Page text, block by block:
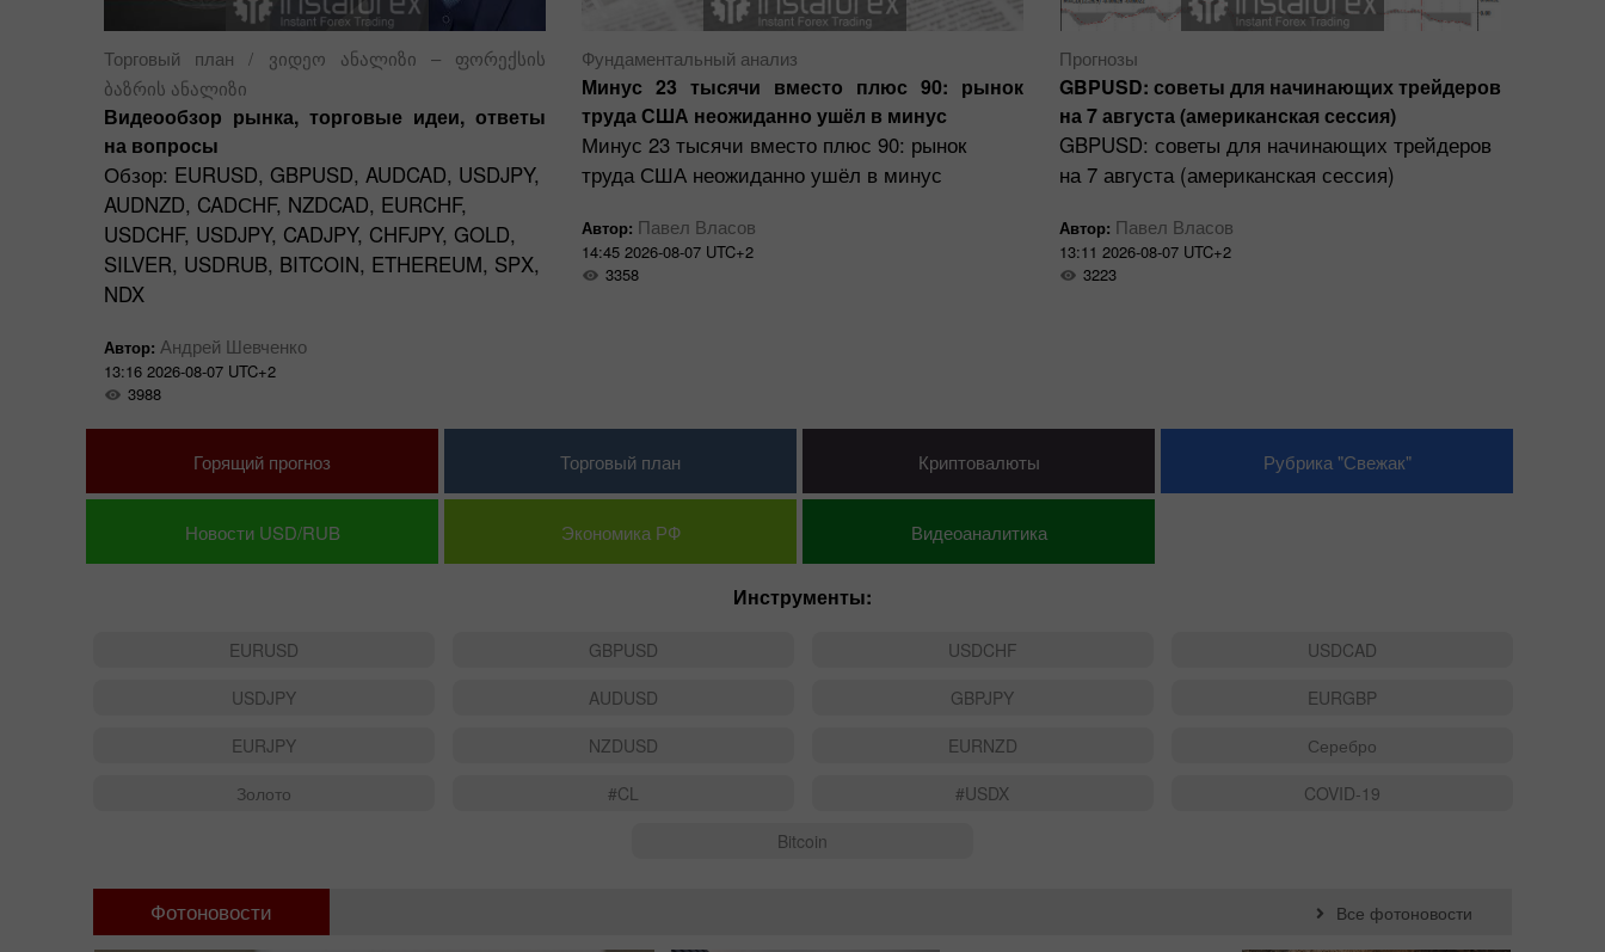
Торговый план/ ვიდეო ანალიზი – ფორექსის
ბაზრის ანალიზი
Видеообзор рынка, торговые идеи, ответы
на вопросы
Обзор: EURUSD, GBPUSD, AUDCAD, USDJPY,
AUDNZD, CADСHF, NZDCAD, EURCHF,
USDCHF, USDJPY, CADJPY, CHFJPY, GOLD,
SILVER, USDRUB, BITCOIN, ETHEREUM, SPX,
NDX
Автор: Андрей Шевченко
13:16 2026-08-07 UTC+2
3988
Фундаментальный анализ
Минус 23 тысячи вместо плюс 90: рынок
труда США неожиданно ушёл в минус
Минус 23 тысячи вместо плюс 90: рынок
труда США неожиданно ушёл в минус
Автор: Павел Власов
14:45 2026-08-07 UTC+2
3358
Прогнозы
GBPUSD: советы для начинающих трейдеров
на 7 августа (американская сессия)
GBPUSD: советы для начинающих трейдеров
на 7 августа (американская сессия)
Автор: Павел Власов
13:11 2026-08-07 UTC+2
3223
Горящий прогноз Торговый план Криптовалюты Рубрика "Свежак"
Новости USD/RUB Экономика РФ Видеоаналитика
Инструменты:
EURUSD GBPUSD USDCHF
USDCAD
USDJPY
AUDUSD GBPJPY
EURGBP
EURJPY
NZDUSD EURNZD
Серебро
Золото
#CL #USDX
COVID-19
Bitcoin
Фотоновости Все фотоновости